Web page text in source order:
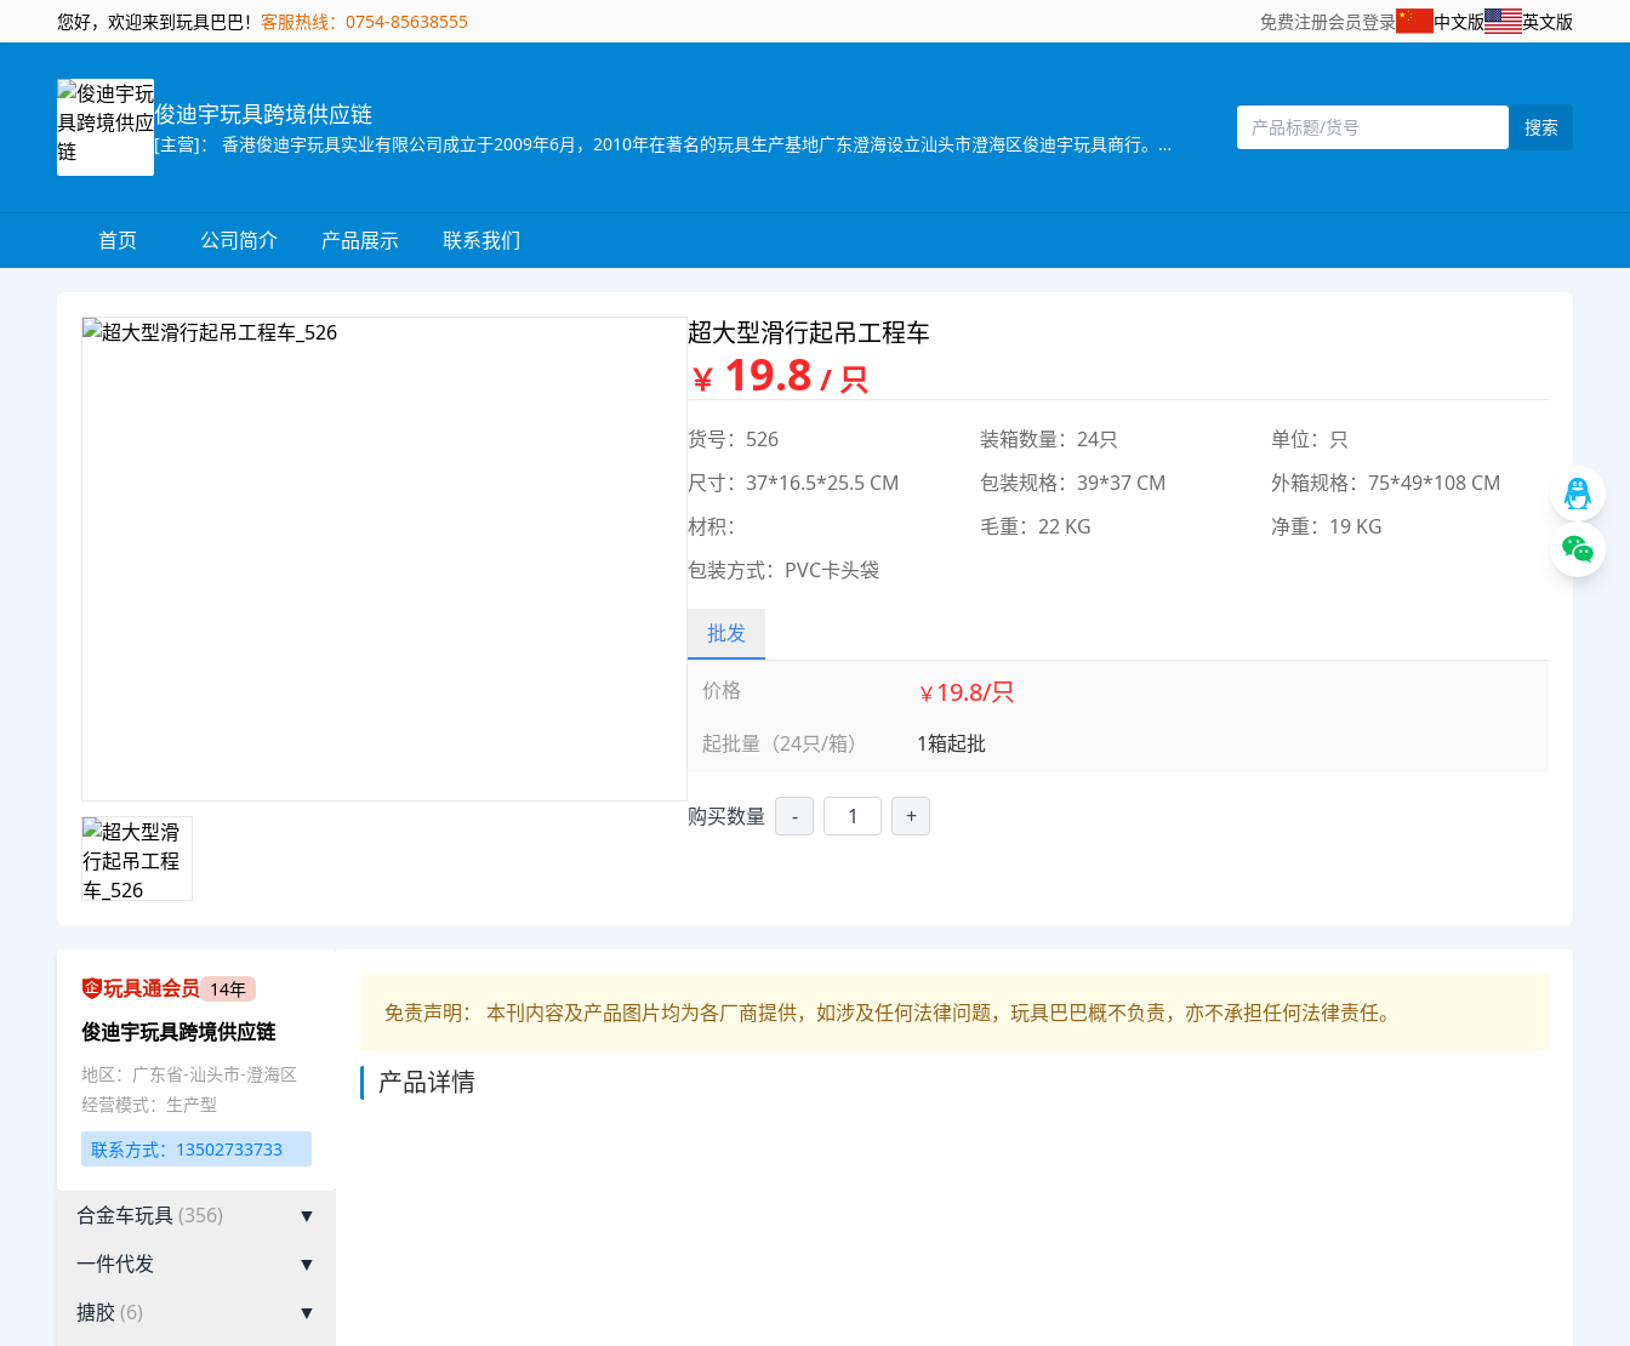
您好，欢迎来到玩具巴巴！ 客服热线：0754-85638555 免费注册会员登录 中文版 英文版
俊迪宇玩具跨境供应链
[主营]： 香港俊迪宇玩具实业有限公司成立于2009年6月，2010年在著名的玩具生产基地广东澄海设立汕头市澄海区俊迪宇玩具商行。公司集设计、生产、销售为一体,向客户供应各种高品质、优价格的儿童玩具。 ??????? 公司拥有一批精通外贸业务、熟悉国内市场的专业人员，以高度职业精神从事国际和国内玩具贸易。公司已成功的与南美洲、阿拉伯地区、欧洲等客人建立了长期的战略合作关系，为客户OEM经营的品牌包括“SWEETBABY”，“HAPPYTOYS”,“SANTITOYS”等，在南美洲市场占有很大的份额。同时本公司还代理了“金象玩具”“群兴玩具”“达斯尼玩具”“金妮玩具”“奥迪玩具”“新明悦玩具”“优捷玩具““柏峰玩具”“万顺玩具”“索尼亚玩具”“龙赢玩具”“森发玩具”“南泓玩具”“煌博玩具““振成玩具”“华裕隆玩具”“五星玩具”“骏达隆玩具”“飞轮玩具”“嘉达玩具”等品牌的销售。拥有海量的产品数据库以及几千平方米的样品展示平台，网站 WWW.JDYTOYS.COM空间展示数万种玩具产品，方便海内外客户及时了解访问。 ??? 我们热忱欢迎海内外玩具设计、生产、贸易客商前来垂询、考察并开展合作。我们将以一贯以来的专业精神，与广大客商携手开拓全球玩具市场。
搜索
首页 公司简介 产品展示 联系我们
超大型滑行起吊工程车
￥ 19.8 / 只
货号：526 装箱数量：24只
单位：只
尺寸：37*16.5*25.5 CM
包装规格：39*37 CM
外箱规格：75*49*108 CM
材积：
毛重：22 KG
净重：19 KG
包装方式：PVC卡头袋
批发
价格
起批量（24只/箱）
￥ 19.8/只
1箱起批
购买数量 - +
玩具通会员 14年
俊迪宇玩具跨境供应链
地区：广东省-汕头市-澄海区
经营模式：生产型
联系方式：13502733733
合金车玩具(356)
▼
一件代发
▼
搪胶(6)
▼
免责声明： 本刊内容及产品图片均为各厂商提供，如涉及任何法律问题，玩具巴巴概不负责，亦不承担任何法律责任。
产品详情